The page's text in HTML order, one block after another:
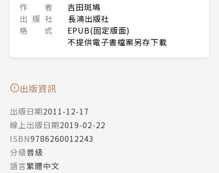
作 者
吉田斑鳩
出 版 社
長鴻出版社
格 式
EPUB(固定版面)
不提供電子書檔案另存下載
出版資訊
出版日期2011-12-17
線上出版日期2019-02-22
ISBN9786260012243
分級普級
語言繁體中文